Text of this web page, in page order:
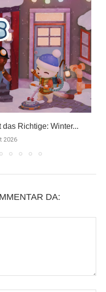
Richtige: Winter...
2026
DA: